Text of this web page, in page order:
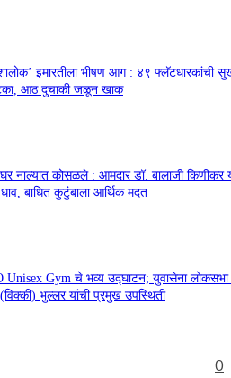
इमारतीला भीषण आग : ४९ फ्लॅटधारकांची
आठ दुचाकी जळून खाक
नाल्यात कोसळले : आमदार डॉ. बालाजी किणीकर
बाधित कुटुंबाला आर्थिक मदत
Gym चे भव्य उद्घाटन; युवासेना लोकसभा
भुल्लर यांची प्रमुख उपस्थिती
0